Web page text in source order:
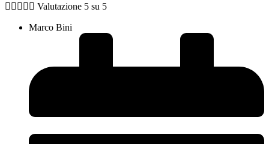
     Valutazione 5 su 5
Marco Bini